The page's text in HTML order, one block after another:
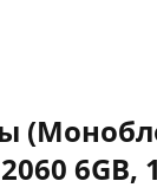
6GB,